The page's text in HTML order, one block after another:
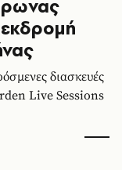
διασκευές
Live Sessions